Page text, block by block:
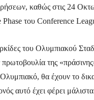
καθώς στις 24
Phase του Conference
του Ολυμπιακού
πρωτοβουλία της
θα έχουν το
αυτό έχει φέρει